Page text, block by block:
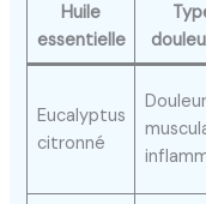
Huile
essentielle
Eucalyptus
citronné